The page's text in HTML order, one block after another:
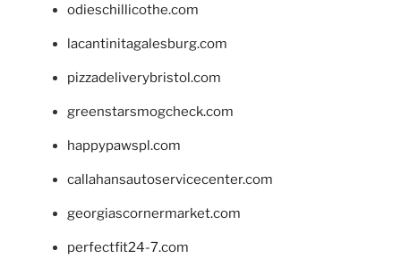
odieschillicothe.com
lacantinitagalesburg.com
pizzadeliverybristol.com
greenstarsmogcheck.com
happypawspl.com
callahansautoservicecenter.com
georgiascornermarket.com
perfectfit24-7.com